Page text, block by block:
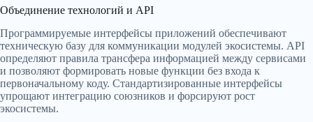
Объединение технологий и API
Программируемые интерфейсы приложений обеспечивают
техническую базу для коммуникации модулей экосистемы. API
определяют правила трансфера информацией между сервисами
и позволяют формировать новые функции без входа к
первоначальному коду. Стандартизированные интерфейсы
упрощают интеграцию союзников и форсируют рост
экосистемы.